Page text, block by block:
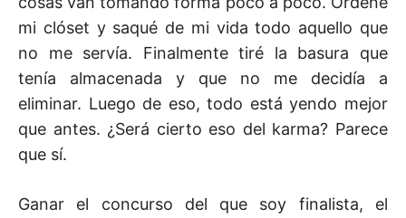
mi clóset y saqué de mi vida todo aquello que
no me servía. Finalmente tiré la basura que
tenía almacenada y que no me decidía a
eliminar. Luego de eso, todo está yendo mejor
que antes. ¿Será cierto eso del karma? Parece
que sí.
Ganar el concurso del que soy finalista, el